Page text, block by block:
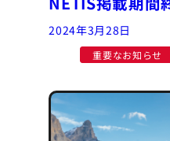
2024年3月28日
重要なお知らせ